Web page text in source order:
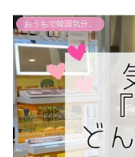
おうちで韓国気分。